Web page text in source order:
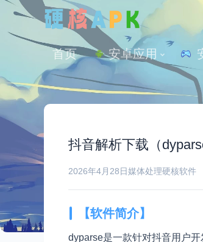
首页 安卓应用
抖音解析下载（
2026年4月28日媒体处理硬核软件
【软件简介】
dyparse是一款针对抖音用户